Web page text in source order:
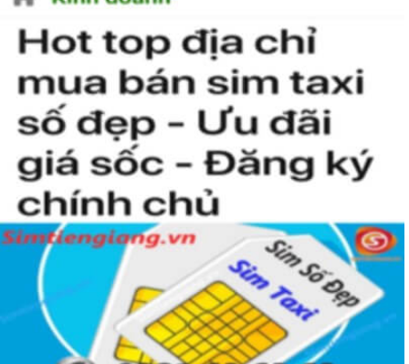
gói TK159 sim số đẹp uy tín chất lượng.Chọn mua sim số
đẹp thường mất nhiều thời gian ở khoản lựa số, một số phải
vừa đẹp, vừa tốt về phong thủy thì mới là sim hoàn hảo. Vậy
phải làm sao?